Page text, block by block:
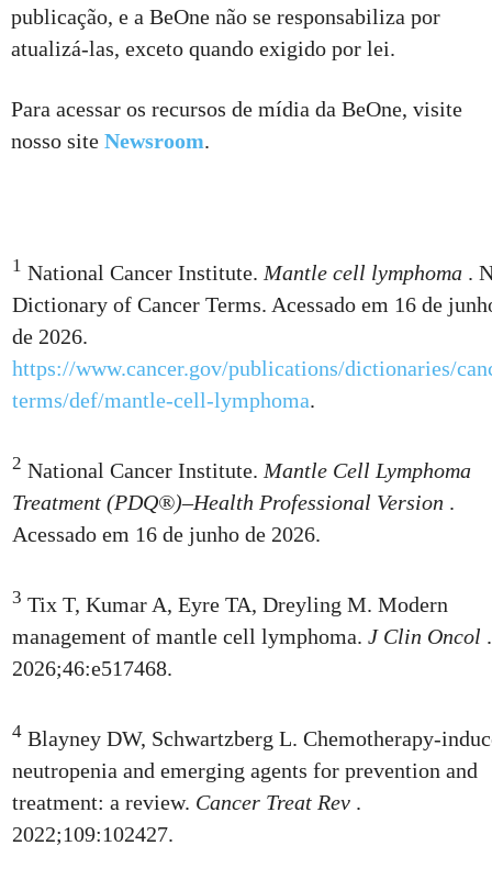
publicação, e a BeOne não se responsabiliza por
atualizá-las, exceto quando exigido por lei.
Para acessar os recursos de mídia da BeOne, visite
nosso site Newsroom.
1 National Cancer Institute. Mantle cell lymphoma .
Dictionary of Cancer Terms. Acessado em 16 de
de 2026.
https://www.cancer.gov/publications/dictionaries/
terms/def/mantle-cell-lymphoma.
2 National Cancer Institute. Mantle Cell Lymphoma
Treatment (PDQ®)–Health Professional Version .
Acessado em 16 de junho de 2026.
3 Tix T, Kumar A, Eyre TA, Dreyling M. Modern
management of mantle cell lymphoma. J Clin Oncol .
2026;46:e517468.
4 Blayney DW, Schwartzberg L.
neutropenia and emerging agents for prevention and
treatment: a review. Cancer Treat Rev .
2022;109:102427.